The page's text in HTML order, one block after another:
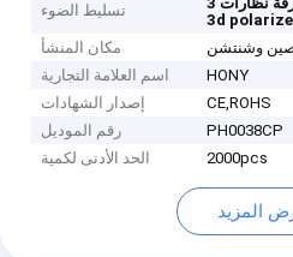
تسليط الضوء
3d
مكان المنشأ
وشنتشن
اسم العلامة التجارية
HONY
إصدار الشهادات
CE,ROHS
رقم الموديل
PH0038CP
الحد الأدنى لكمية
2000pcs
المزيد